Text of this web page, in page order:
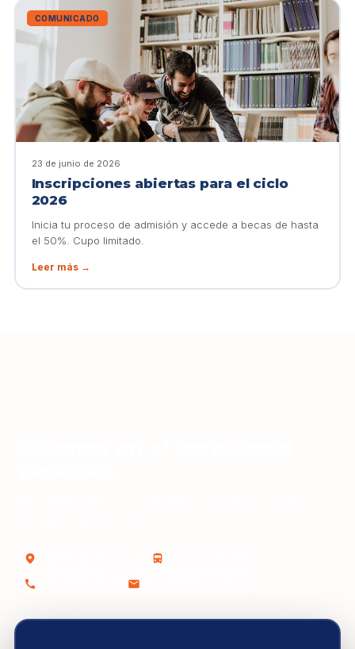
COMUNICADO
23 de junio de 2026
Inscripciones abiertas para el ciclo
2026
Inicia tu proceso de admisión y accede a becas de hasta
el 50%. Cupo limitado.
Leer más →